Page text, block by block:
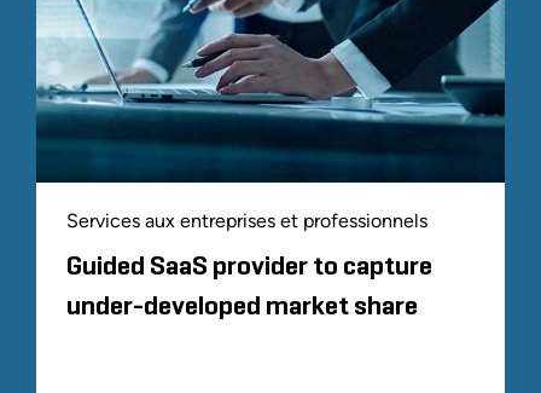
Services aux entreprises et professionnels
Guided SaaS provider to capture
under-developed market share